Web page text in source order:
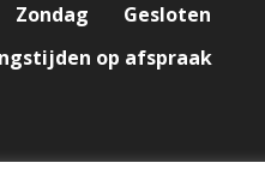
Zondag
Gesloten
op afspraak